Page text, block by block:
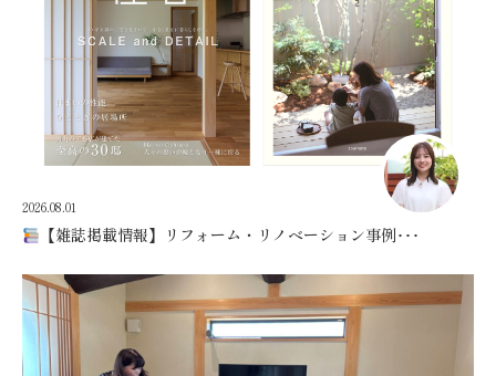
2026.08.01
【雑誌掲載情報】リフォーム・リノベーション事例･･･